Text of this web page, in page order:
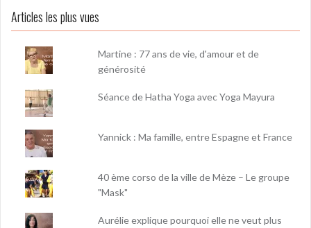
Articles les plus vues
Martine : 77 ans de vie, d'amour et de
générosité
Séance de Hatha Yoga avec Yoga Mayura
Yannick : Ma famille, entre Espagne et France
40 ème corso de la ville de Mèze – Le groupe
"Mask"
Aurélie explique pourquoi elle ne veut plus